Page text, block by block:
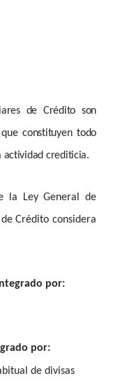
de Crédito son
constituyen todo
actividad crediticia.
la Ley General de
Crédito considera
por:
por:
de divisas